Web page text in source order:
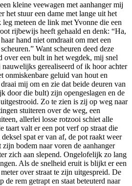
kleine veewagen met aanhanger mij
het stuur een dame met lange uit het
meteen de link met Yvonne die een
rijbewijs heeft gehaald en denk: “Ha,
hand niet omdraait om met een
Want scheuren deed deze
over een bult in het wegdek, mij snel
gerealiseerd of ik hoor achter
onmiskenbare geluid van hout en
mij om en zie dat beide deuren van
door die bult) zijn opengeslagen en de
Zo te zien is zij op weg naar
stuiteren over de weg, een
allerlei losse rotzooi schiet alle
taart valt er een pot verf op straat die
spat er van af, de pot raakt weer
zijn bodem naar voren de aanhanger
zich aan slepend. Ongelofelijk zo lang
Als de snelheid eruit is blijkt er een
over straat te zijn uitgespreid. De
de rem getrapt en staat beteuterd naar